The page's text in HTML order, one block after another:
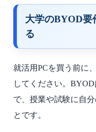
大学のBYOD要
る
就活用PCを買う前に
してください。BYOD
で、授業や試験に自
とです。